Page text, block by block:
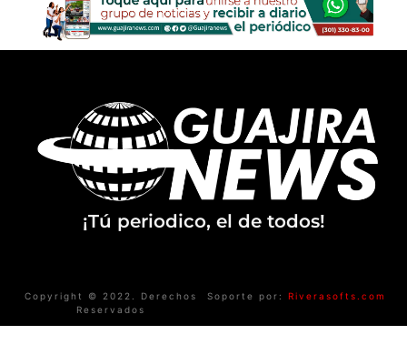
¡Tú periodico, el de todos!
Copyright © 2022. Derechos
Reservados
Soporte por: Riverasofts.com